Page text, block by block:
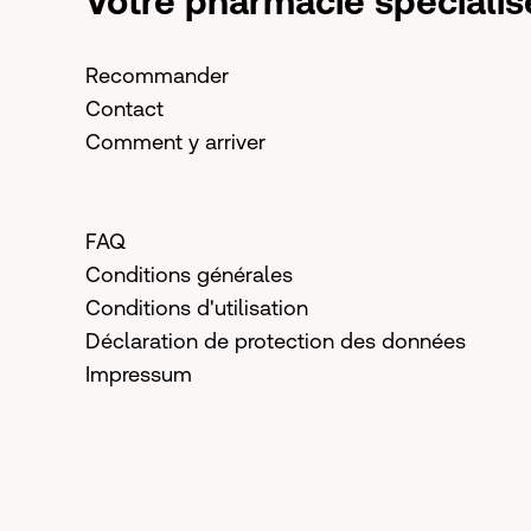
Recommander
Contact
Comment y arriver
FAQ
Conditions générales
Conditions d'utilisation
Déclaration de protection des données
Impressum